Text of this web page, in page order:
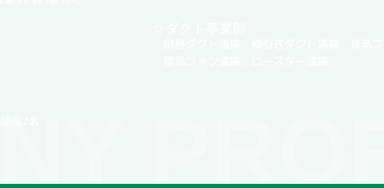
厨房ダクト清掃、横引きダクト清掃、排気